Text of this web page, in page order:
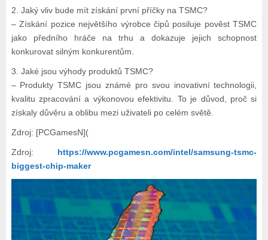
2. Jaký vliv bude mít získání první příčky na TSMC?
– Získání pozice největšího výrobce čipů posiluje pověst TSMC
jako předního hráče na trhu a dokazuje jejich schopnost
konkurovat silným konkurentům.
3. Jaké jsou výhody produktů TSMC?
– Produkty TSMC jsou známé pro svou inovativní technologii,
kvalitu zpracování a výkonovou efektivitu. To je důvod, proč si
získaly důvěru a oblibu mezi uživateli po celém světě.
Zdroj: [PCGamesN](
Zdroj: https://www.pcgamesn.com/intel/samsung-tsmc-
biggest-chip-maker